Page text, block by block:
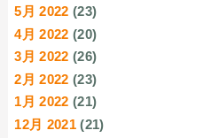
5月 2022 (23)
4月 2022 (20)
3月 2022 (26)
2月 2022 (23)
1月 2022 (21)
12月 2021 (21)